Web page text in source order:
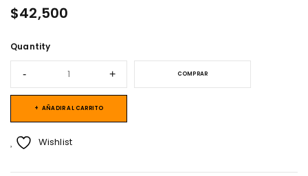
$42,500
Quantity
AÑADIR AL CARRITO
COMPRAR
Wishlist